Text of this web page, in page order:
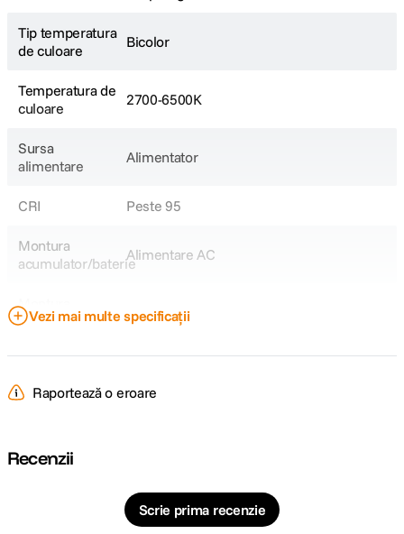
Sursa de alimentare: DC (20V/5A), Type-C PD (28V/5A)
Durata functionare baterie: luminozitate max.: 50 min, luminozitate min.: 8
ore
Tip temperatura
de culoare
Bicolor
Temperatura de
culoare
2700-6500K
Sursa
alimentare
Alimentator
CRI Peste 95
Montura
acumulator/baterieAlimentare AC
Montura
accesorii
Proprietar
Vezi mai multe specificații
Raportează o eroare
Recenzii
Scrie prima recenzie